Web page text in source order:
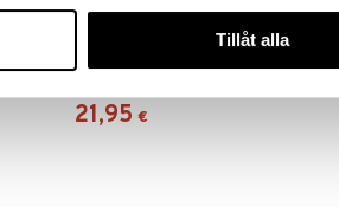
Tillåt alla
63243-6001 ARLET
21,95 €